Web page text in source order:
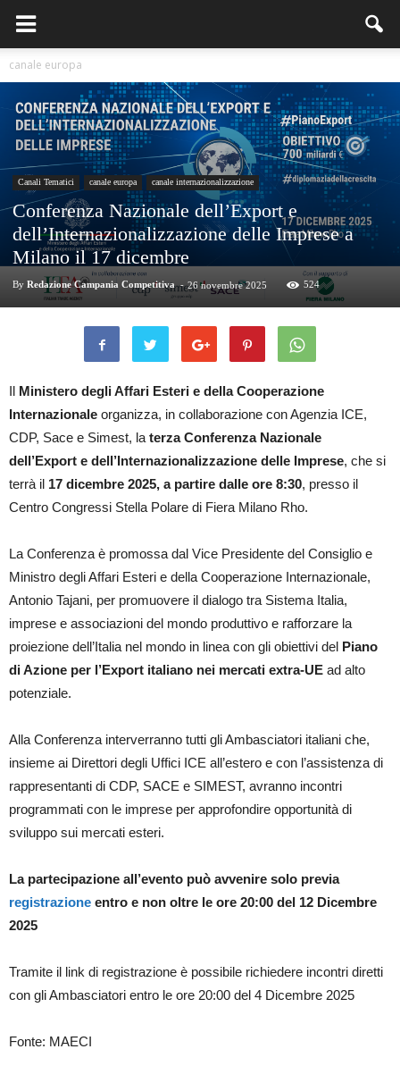
canale europa
Canali Tematici canale europa canale internazionalizzazione
Conferenza Nazionale dell’Export e
dell’Internazionalizzazione delle Imprese a
Milano il 17 dicembre
By Redazione Campania Competitiva - 26 novembre 2025 524
Il Ministero degli Affari Esteri e della Cooperazione
Internazionale organizza, in collaborazione con Agenzia ICE,
CDP, Sace e Simest, laterza Conferenza Nazionale
dell’Export e dell’Internazionalizzazione delle Imprese, che si
terrà il 17 dicembre 2025, a partire dalle ore 8:30, presso il
Centro Congressi Stella Polare di Fiera Milano Rho.
La Conferenza è promossa dal Vice Presidente del Consiglio e
Ministro degli Affari Esteri e della Cooperazione Internazionale,
Antonio Tajani, per promuovere il dialogo tra Sistema Italia,
imprese e associazioni del mondo produttivo e rafforzare la
proiezione dell’Italia nel mondo in linea con gli obiettivi del Piano
di Azione per l’Export italiano nei mercati extra-UE ad alto
potenziale.
Alla Conferenza interverranno tutti gli Ambasciatori italiani che,
insieme ai Direttori degli Uffici ICE all’estero e con l’assistenza di
rappresentanti di CDP, SACE e SIMEST, avranno incontri
programmati con le imprese per approfondire opportunità di
sviluppo sui mercati esteri.
La partecipazione all’evento può avvenire solo previa
registrazione entro e non oltre le ore 20:00 del 12 Dicembre
2025
Tramite il link di registrazione è possibile richiedere incontri diretti
con gli Ambasciatori entro le ore 20:00 del 4 Dicembre 2025
Fonte: MAECI